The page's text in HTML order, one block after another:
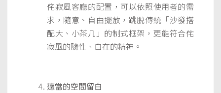
侘寂風客廳的配置，可以依照使用者的需
求，隨意、自由擺放，跳脫傳統「沙發搭
配大、小茶几」的制式框架，更能符合侘
寂風的隨性、自在的精神。
適當的空間留白